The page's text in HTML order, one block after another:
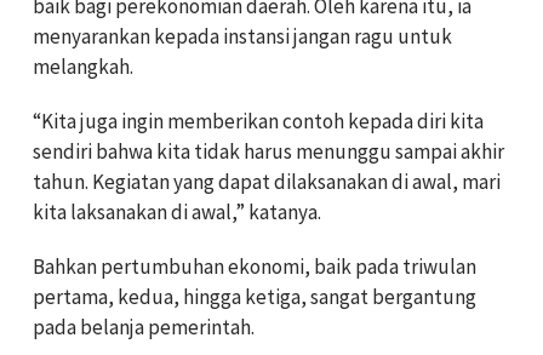
baik bagi perekonomian daerah. Oleh karena itu, ia
menyarankan kepada instansi jangan ragu untuk
melangkah.
“Kita juga ingin memberikan contoh kepada diri kita
sendiri bahwa kita tidak harus menunggu sampai akhir
tahun. Kegiatan yang dapat dilaksanakan di awal, mari
kita laksanakan di awal,” katanya.
Bahkan pertumbuhan ekonomi, baik pada triwulan
pertama, kedua, hingga ketiga, sangat bergantung
pada belanja pemerintah.